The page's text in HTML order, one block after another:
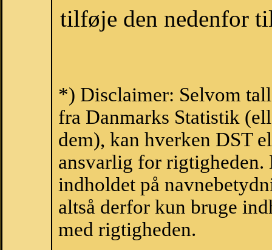
tilføje den nedenfor
*) Disclaimer: Selvom
fra Danmarks Statistik
dem), kan hverken DST
ansvarlig for
indholdet på
altså derfor kun bruge
med rigtigheden.